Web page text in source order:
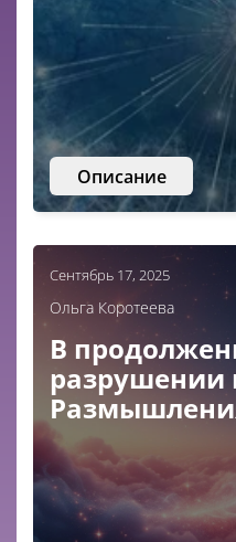
Описание
Сентябрь 17, 2025
Ольга Коротеева
В
разрушении